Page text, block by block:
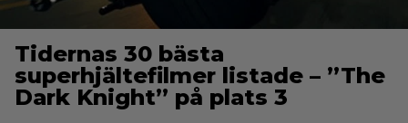
Tidernas 30 bästa
superhjältefilmer listade – ”The
Dark Knight” på plats 3